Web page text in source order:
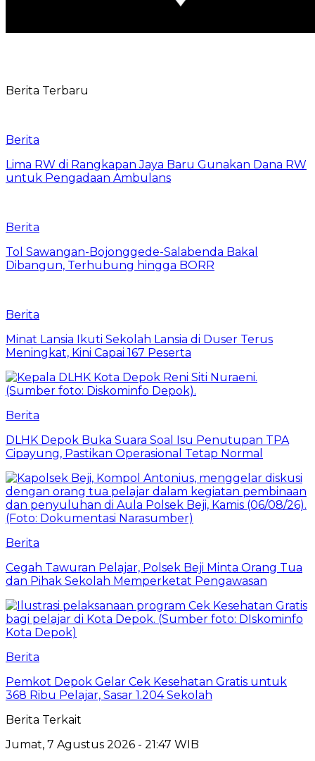
Berita Terbaru
Berita
Lima RW di Rangkapan Jaya Baru Gunakan Dana RW
untuk Pengadaan Ambulans
Berita
Tol Sawangan-Bojonggede-Salabenda Bakal
Dibangun, Terhubung hingga BORR
Berita
Minat Lansia Ikuti Sekolah Lansia di Duser Terus
Meningkat, Kini Capai 167 Peserta
Berita
DLHK Depok Buka Suara Soal Isu Penutupan TPA
Cipayung, Pastikan Operasional Tetap Normal
Berita
Cegah Tawuran Pelajar, Polsek Beji Minta Orang Tua
dan Pihak Sekolah Memperketat Pengawasan
Berita
Pemkot Depok Gelar Cek Kesehatan Gratis untuk
368 Ribu Pelajar, Sasar 1.204 Sekolah
Berita Terkait
Jumat, 7 Agustus 2026 - 21:47 WIB